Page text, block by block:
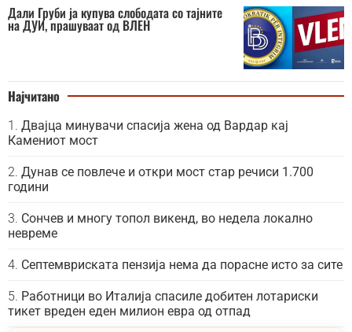
Дали Груби ја купува слободата со тајните
на ДУИ, прашуваат од ВЛЕН
Најчитано
Двајца минувачи спасија жена од Вардар кај
Камениот мост
Дунав се повлече и откри мост стар речиси 1.700
години
Сончев и многу топол викенд, во недела локално
невреме
Септемвриската пензија нема да порасне исто за сите
Работници во Италија спасиле добитен лотариски
тикет вреден еден милион евра од отпад